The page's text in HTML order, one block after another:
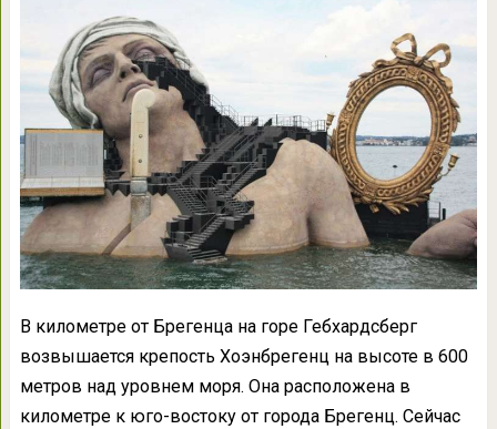
В километре от Брегенца на горе Гебхардсберг
возвышается крепость Хоэнбрегенц на высоте в 600
метров над уровнем моря. Она расположена в
километре к юго-востоку от города Брегенц. Сейчас